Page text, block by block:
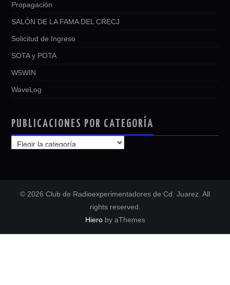
Propagación
SALÓN DE LA FAMA DEL CRECJ
Solicitud de Ingreso
SOTA y POTA
W5WIN
WaveLog
PUBLICACIONES POR CATEGORÍA
PUBLICACIONES
POR
© 2026 Club de Radioexperimentadores de Cd. Juarez. All
rights reserved.
Hieroby aThemes